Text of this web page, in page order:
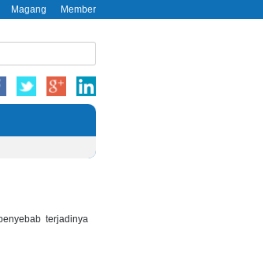
Magang Member
terjadinya